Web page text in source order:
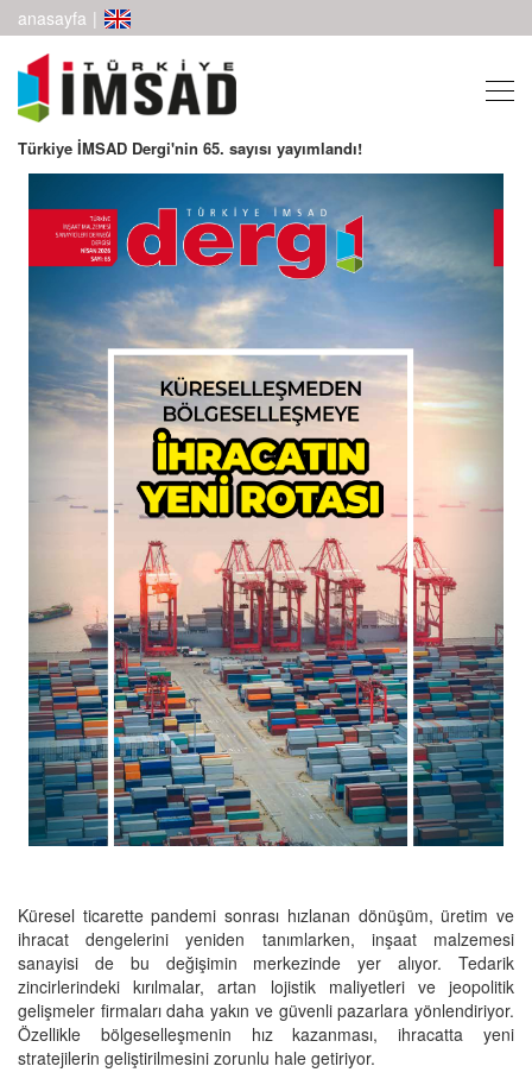
anasayfa |
Türkiye İMSAD Dergi'nin 65. sayısı yayımlandı!
Küresel ticarette pandemi sonrası hızlanan dönüşüm, üretim ve
ihracat dengelerini yeniden tanımlarken, inşaat malzemesi
sanayisi de bu değişimin merkezinde yer alıyor. Tedarik
zincirlerindeki kırılmalar, artan lojistik maliyetleri ve jeopolitik
gelişmeler firmaları daha yakın ve güvenli pazarlara yönlendiriyor.
Özellikle bölgeselleşmenin hız kazanması, ihracatta yeni
stratejilerin geliştirilmesini zorunlu hale getiriyor.